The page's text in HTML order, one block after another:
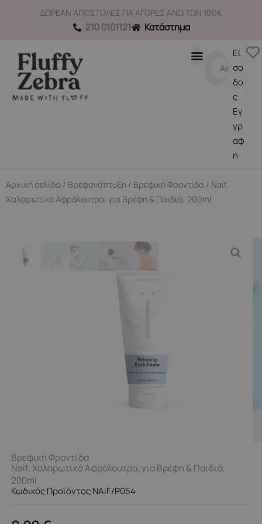
ΔΩΡΕΑΝ ΑΠΟΣΤΟΛΕΣ ΓΙΑ ΑΓΟΡΕΣ ΑΝΩ ΤΩΝ 100€
210 0101121 Κατάστημα
Search
Εί
σο
δο
ς
Εγ
γρ
αφ
ή
Αρχική σελίδα / Βρεφανάπτυξη / Βρεφική Φροντίδα / Naif.
Χαλαρωτικό Αφρόλουτρο, για Βρέφη & Παιδιά, 200ml
Βρεφική Φροντίδα
Naif. Χαλαρωτικό Αφρόλουτρο, για Βρέφη & Παιδιά,
200ml
Κωδικός Προϊόντος NAIF/P054